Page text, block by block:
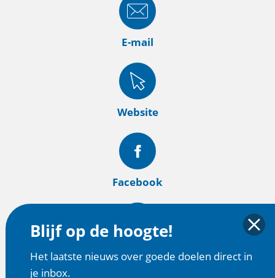
E-mail
Website
Facebook
Instagram
Blijf op de hoogte!
Het laatste nieuws over goede doelen direct in
je inbox.